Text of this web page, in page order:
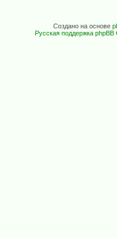
Создано на основе
Русская поддержка phpBB